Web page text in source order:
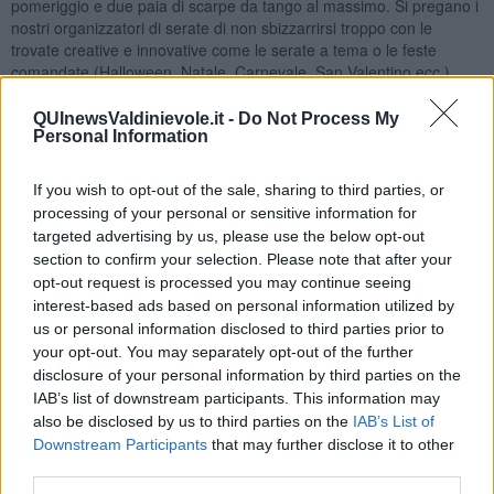
QUInewsValdinievole.it - Do Not Process My
Personal Information
If you wish to opt-out of the sale, sharing to third parties, or
processing of your personal or sensitive information for
targeted advertising by us, please use the below opt-out
section to confirm your selection. Please note that after your
opt-out request is processed you may continue seeing
interest-based ads based on personal information utilized by
us or personal information disclosed to third parties prior to
your opt-out. You may separately opt-out of the further
disclosure of your personal information by third parties on the
IAB’s list of downstream participants. This information may
also be disclosed by us to third parties on the IAB’s List of
Downstream Participants that may further disclose it to other
pomeriggio e due paia di scarpe da tango al massimo. Si pregano i
nostri organizzatori di serate di non sbizzarrirsi troppo con le
trovate creative e innovative come le serate a tema o le feste
comandate (Halloween, Natale, Carnevale, San Valentino ecc.)
stare al gioco e all’uomo invece capita spesso di sbuffare facendosi
solo trascinare con riluttanza.
femmine) possono invertirsi.La vita tanghera,infatti, riflette il
carattere della persona sia esso maschio o femmina anche se, per
struttura cerebrale entrambi sono diversi e pertanto i
comportamenti sono, infatti, differenti. Nelle sale, infatti, possiamo
osservare diverse tipologie caratteriali: donne o uomini poco curati
oppure altri con un aspetto e una forma impeccabili.
Unico neo indipendente dal modo di vestirsi è quello delcattivo
odoreemanato dalle persone (qualcuno arriva già così) specie alla
fine della serata. Lavarsi è meglio che profumarsi e cambiarsi è
meglio di stare in giacca e cravatta per evitare di fare il bagno alla
ballerina durante una tanda specie se di milonga.
Ad ogni modo andiamo a ballare!